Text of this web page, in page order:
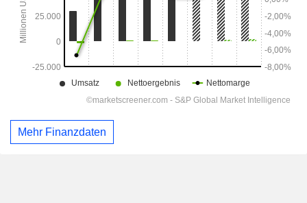
Mehr Finanzdaten